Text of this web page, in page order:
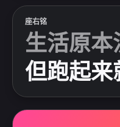
座右铭
生活原本
但跑起来